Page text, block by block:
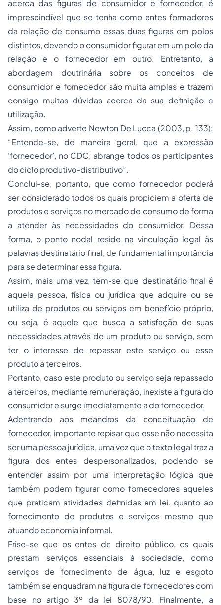
acerca das figuras de consumidor e fornecedor, é
imprescindível que se tenha como entes formadores
da relação de consumo essas duas figuras em polos
distintos, devendo o consumidor figurar em um polo da
relação e o fornecedor em outro. Entretanto, a
abordagem doutrinária sobre os conceitos de
consumidor e fornecedor são muita amplas e trazem
consigo muitas dúvidas acerca da sua definição e
utilização.
Assim, como adverte Newton De Lucca (2003, p. 133):
“Entende-se, de maneira geral, que a expressão
‘fornecedor’, no CDC, abrange todos os participantes
do ciclo produtivo-distributivo”.
Conclui-se, portanto, que como fornecedor poderá
ser considerado todos os quais propiciem a oferta de
produtos e serviços no mercado de consumo de forma
a atender às necessidades do consumidor. Dessa
forma, o ponto nodal reside na vinculação legal às
palavras destinatário final, de fundamental importância
para se determinar essa figura.
Assim, mais uma vez, tem-se que destinatário final é
aquela pessoa, física ou jurídica que adquire ou se
utiliza de produtos ou serviços em benefício próprio,
ou seja, é aquele que busca a satisfação de suas
necessidades através de um produto ou serviço, sem
ter o interesse de repassar este serviço ou esse
produto a terceiros.
Portanto, caso este produto ou serviço seja repassado
a terceiros, mediante remuneração, inexiste a figura do
consumidor e surge imediatamente a do fornecedor.
Adentrando aos meandros da conceituação de
fornecedor, importante repisar que esse não necessita
ser uma pessoa jurídica, uma vez que o texto legal traz a
figura dos entes despersonalizados, podendo se
entender assim por uma interpretação lógica que
também podem figurar como fornecedores aqueles
que praticam atividades definidas em lei, quanto ao
fornecimento de produtos e serviços mesmo que
atuando economia informal.
Frise-se que os entes de direito público, os quais
prestam serviços essenciais à sociedade, como
serviços de fornecimento de água, luz e esgoto
também se enquadram na figura de fornecedores com
base no artigo 3º da lei 8078/90. Finalmente, a